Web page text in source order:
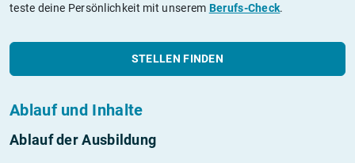
teste deine Persönlichkeit mit unserem Berufs-Check.
STELLEN FINDEN
Ablauf und Inhalte
Ablauf der Ausbildung